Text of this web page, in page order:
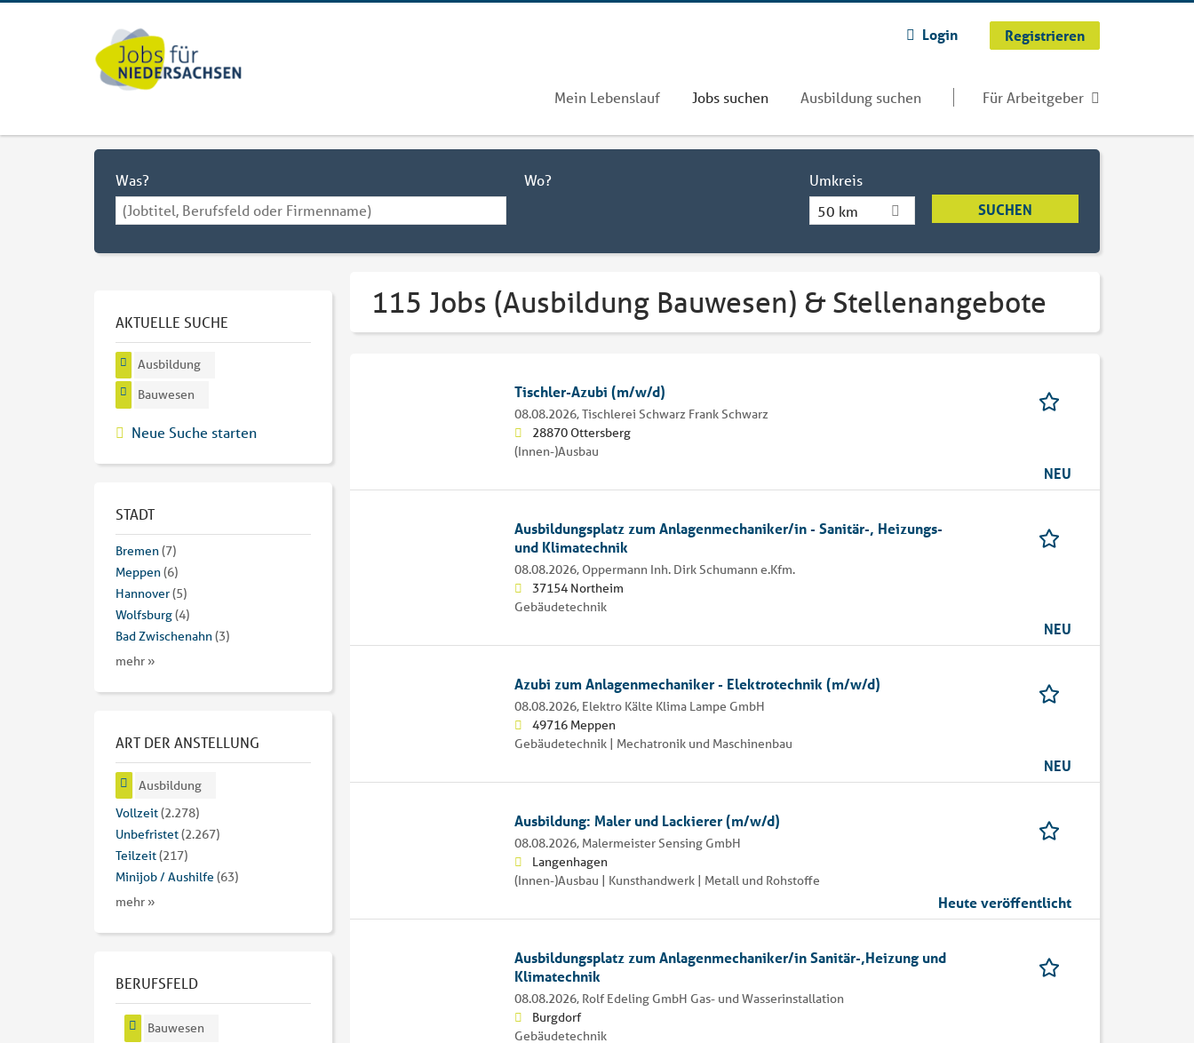
Login Registrieren
Mein Lebenslauf Jobs suchen Ausbildung suchen Für Arbeitgeber
Was? Wo?
Umkreis
50 km
115 Jobs (Ausbildung Bauwesen) & Stellenangebote
Tischler-Azubi (m/w/d)
08.08.2026,Tischlerei Schwarz Frank Schwarz
28870 Ottersberg
(Innen-)Ausbau
NEU
Ausbildungsplatz zum Anlagenmechaniker/in - Sanitär-, Heizungs-
und Klimatechnik
08.08.2026, Oppermann Inh. Dirk Schumann e.Kfm.
37154 Northeim
Gebäudetechnik
NEU
Azubi zum Anlagenmechaniker - Elektrotechnik (m/w/d)
08.08.2026, Elektro Kälte Klima Lampe GmbH
49716 Meppen
Gebäudetechnik | Mechatronik und Maschinenbau
NEU
Ausbildung: Maler und Lackierer (m/w/d)
08.08.2026, Malermeister Sensing GmbH
Langenhagen
(Innen-)Ausbau | Kunsthandwerk | Metall und Rohstoffe
Heute veröffentlicht
Ausbildungsplatz zum Anlagenmechaniker/in Sanitär-,Heizung und
Klimatechnik
08.08.2026, Rolf Edeling GmbH Gas- und Wasserinstallation
Burgdorf
Gebäudetechnik
AKTUELLE SUCHE
Ausbildung
Bauwesen
Neue Suche starten
STADT
Bremen(7)
Meppen(6)
Hannover(5)
Wolfsburg(4)
Bad Zwischenahn(3)
mehr »
ART DER ANSTELLUNG
Ausbildung
Vollzeit(2.278)
Unbefristet(2.267)
Teilzeit(217)
Minijob / Aushilfe (63)
mehr »
BERUFSFELD
Bauwesen